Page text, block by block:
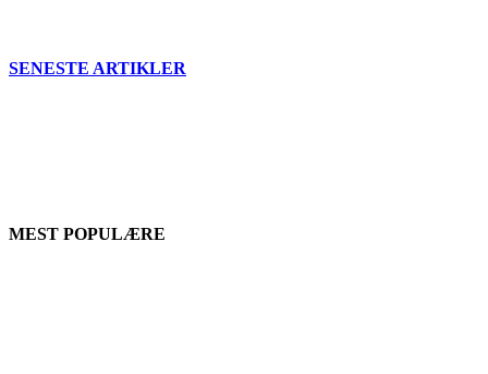
SENESTE ARTIKLER
MEST POPULÆRE